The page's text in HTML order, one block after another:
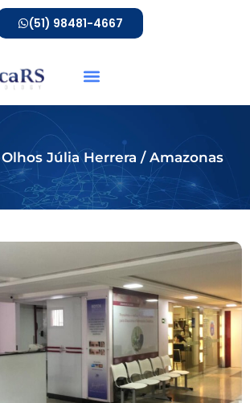
(51) 98481-4667
Júlia Herrera / Amazonas